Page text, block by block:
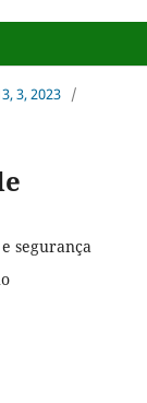
3, 2023 /
segurança